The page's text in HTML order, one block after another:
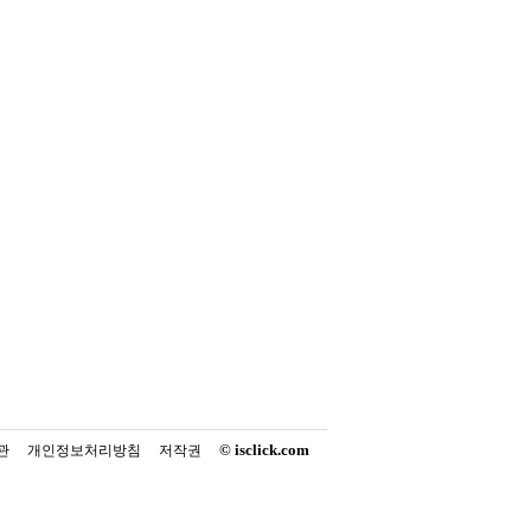
© isclick.com
저작권
개인정보처리방침